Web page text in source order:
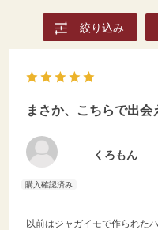
絞り込み
まさか、こちらで出会
くろもん
以前はジャガイモで作られた